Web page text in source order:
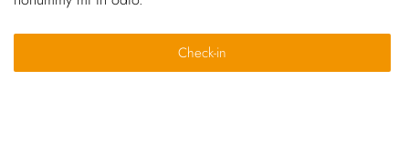
Check-in